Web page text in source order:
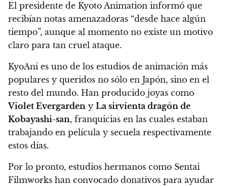
El presidente de Kyoto Animation informó que
recibían notas amenazadoras “desde hace algún
tiempo”, aunque al momento no existe un motivo
claro para tan cruel ataque.
KyoAni es uno de los estudios de animación más
populares y queridos no sólo en Japón, sino en el
resto del mundo. Han producido joyas como
Violet Evergarden y La sirvienta dragón de
Kobayashi-san, franquicias en las cuales estaban
trabajando en película y secuela respectivamente
estos días.
Por lo pronto, estudios hermanos como Sentai
Filmworks han convocado donativos para ayudar